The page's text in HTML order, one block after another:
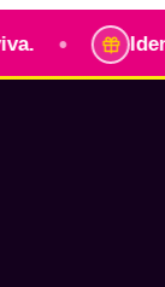
Identidad